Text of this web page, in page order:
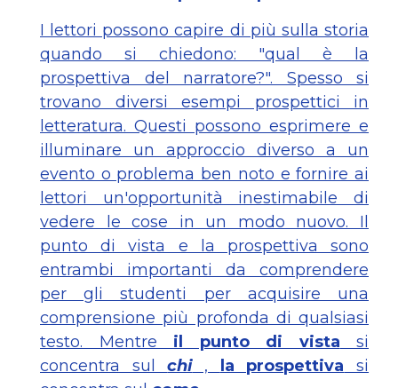
I lettori possono capire di più sulla storia
quando si chiedono: "qual è la
prospettiva del narratore?". Spesso si
trovano diversi esempi prospettici in
letteratura. Questi possono esprimere e
illuminare un approccio diverso a un
evento o problema ben noto e fornire ai
lettori un'opportunità inestimabile di
vedere le cose in un modo nuovo. Il
punto di vista e la prospettiva sono
entrambi importanti da comprendere
per gli studenti per acquisire una
comprensione più profonda di qualsiasi
testo. Mentre il punto di vista si
concentra sulchi, la prospettiva si